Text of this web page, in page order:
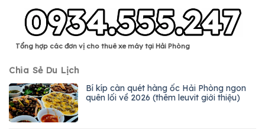
Tổng hợp các đơn vị cho thuê xe máy tại Hải Phòng
Chia Sẻ Du Lịch
Bí kíp càn quét hàng ốc Hải Phòng ngon
quên lối về 2026 (thêm leuvit giới thiệu)